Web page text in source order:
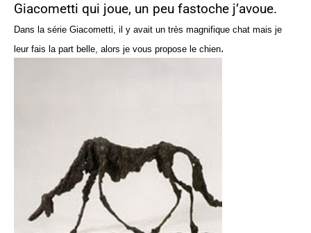
Giacometti qui joue, un peu fastoche j’avoue.
Dans la série Giacometti, il y avait un très magnifique chat mais je
leur fais la part belle, alors je vous propose le chien.